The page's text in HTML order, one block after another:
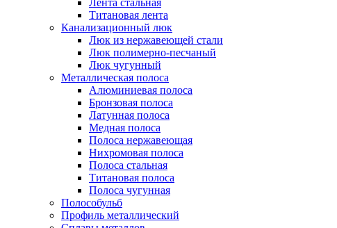
Лента стальная
Титановая лента
Канализационный люк
Люк из нержавеющей стали
Люк полимерно-песчаный
Люк чугунный
Металлическая полоса
Алюминиевая полоса
Бронзовая полоса
Латунная полоса
Медная полоса
Полоса нержавеющая
Нихромовая полоса
Полоса стальная
Титановая полоса
Полоса чугунная
Полособульб
Профиль металлический